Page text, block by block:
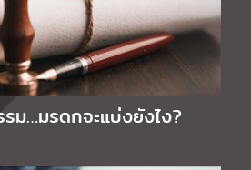
ม…มรดกจะแบ่งยังไง?